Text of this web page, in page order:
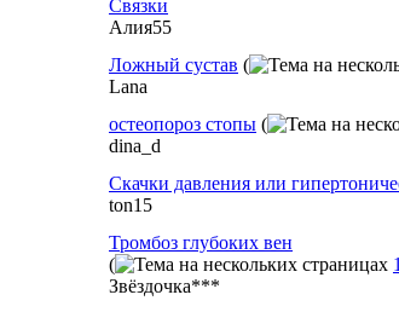
Связки
Алия55
Ложный сустав (
Lana
остеопороз стопы (
dina_d
Скачки давления или
ton15
Тромбоз глубоких вен
(
1
Звёздочка***